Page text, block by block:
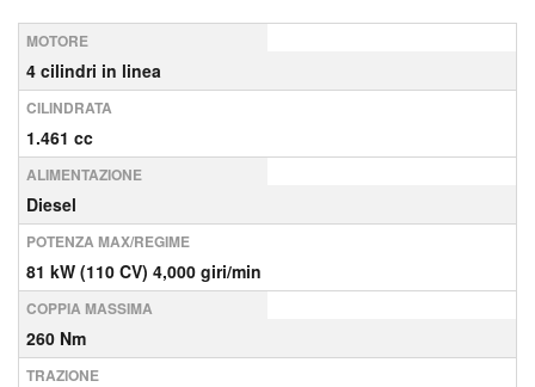
MOTORE
4 cilindri in linea
CILINDRATA
1.461 cc
ALIMENTAZIONE
Diesel
POTENZA MAX/REGIME
81 kW (110 CV) 4,000 giri/min
COPPIA MASSIMA
260 Nm
TRAZIONE